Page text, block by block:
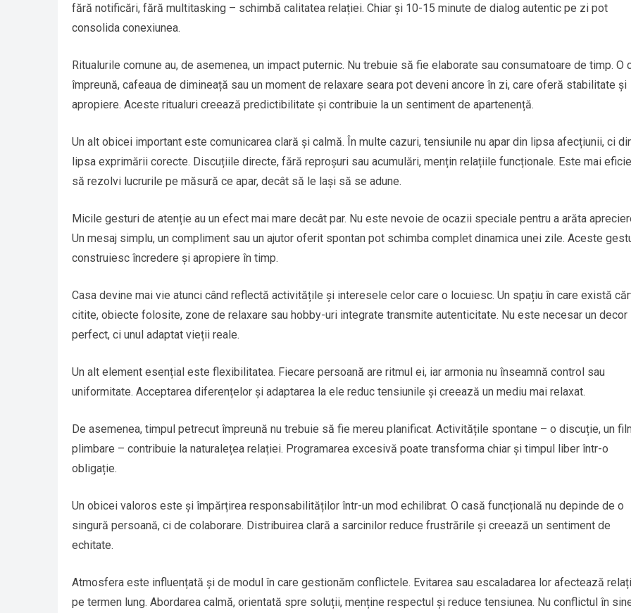
fără notificări, fără multitasking – schimbă calitatea relației. Chiar și 10-15 minute de dialog autentic pe zi pot
consolida conexiunea.
Ritualurile comune au, de asemenea, un impact puternic. Nu trebuie să fie elaborate sau consumatoare de timp. O
împreună, cafeaua de dimineață sau un moment de relaxare seara pot deveni ancore în zi, care oferă stabilitate și
apropiere. Aceste ritualuri creează predictibilitate și contribuie la un sentiment de apartenență.
Un alt obicei important este comunicarea clară și calmă. În multe cazuri, tensiunile nu apar din lipsa afecțiunii, ci
lipsa exprimării corecte. Discuțiile directe, fără reproșuri sau acumulări, mențin relațiile funcționale. Este mai
să rezolvi lucrurile pe măsură ce apar, decât să le lași să se adune.
Micile gesturi de atenție au un efect mai mare decât par. Nu este nevoie de ocazii speciale pentru a arăta
Un mesaj simplu, un compliment sau un ajutor oferit spontan pot schimba complet dinamica unei zile. Aceste
construiesc încredere și apropiere în timp.
Casa devine mai vie atunci când reflectă activitățile și interesele celor care o locuiesc. Un spațiu în care există
citite, obiecte folosite, zone de relaxare sau hobby-uri integrate transmite autenticitate. Nu este necesar un decor
perfect, ci unul adaptat vieții reale.
Un alt element esențial este flexibilitatea. Fiecare persoană are ritmul ei, iar armonia nu înseamnă control sau
uniformitate. Acceptarea diferențelor și adaptarea la ele reduc tensiunile și creează un mediu mai relaxat.
De asemenea, timpul petrecut împreună nu trebuie să fie mereu planificat. Activitățile spontane – o discuție, un
plimbare – contribuie la naturalețea relației. Programarea excesivă poate transforma chiar și timpul liber într-o
obligație.
Un obicei valoros este și împărțirea responsabilităților într-un mod echilibrat. O casă funcțională nu depinde de o
singură persoană, ci de colaborare. Distribuirea clară a sarcinilor reduce frustrările și creează un sentiment de
echitate.
Atmosfera este influențată și de modul în care gestionăm conflictele. Evitarea sau escaladarea lor afectează
pe termen lung. Abordarea calmă, orientată spre soluții, menține respectul și reduce tensiunea. Nu conflictul în